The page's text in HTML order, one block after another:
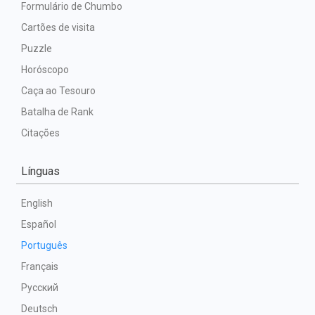
Formulário de Chumbo
Cartões de visita
Puzzle
Horóscopo
Caça ao Tesouro
Batalha de Rank
Citações
Línguas
English
Español
Português
Français
Русский
Deutsch